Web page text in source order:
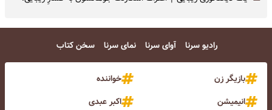
رادیو سرنا آوای سرنا نمای سرنا سخن کتاب
بازیگر زن
خواننده
انیمیشن
اکبر عبدی